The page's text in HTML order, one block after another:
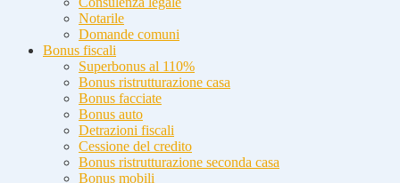
Notarile
Domande comuni
Bonus fiscali
Superbonus al 110%
Bonus ristrutturazione casa
Bonus facciate
Bonus auto
Detrazioni fiscali
Cessione del credito
Bonus ristrutturazione seconda casa
Bonus mobili